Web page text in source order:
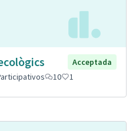
Acceptada
10 1